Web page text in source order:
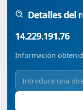
Detalles del
14.229.191.76
Información